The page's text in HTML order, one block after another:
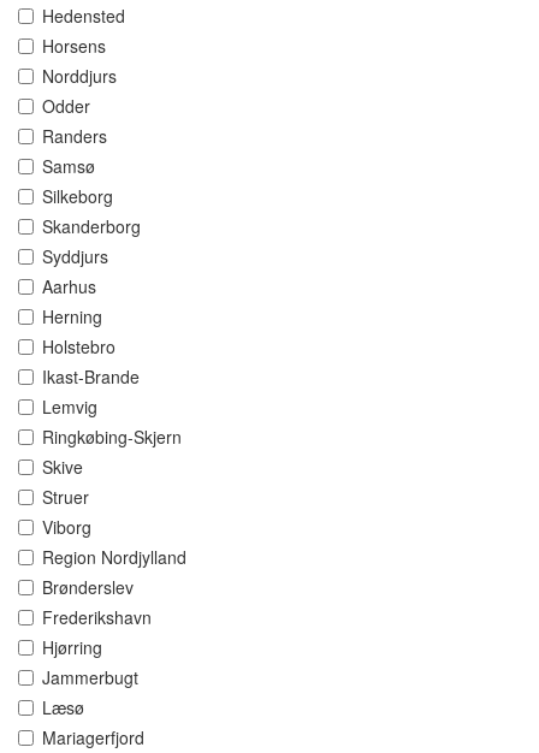
Hedensted
Horsens
Norddjurs
Odder
Randers
Samsø
Silkeborg
Skanderborg
Syddjurs
Aarhus
Herning
Holstebro
Ikast-Brande
Lemvig
Ringkøbing-Skjern
Skive
Struer
Viborg
Region Nordjylland
Brønderslev
Frederikshavn
Hjørring
Jammerbugt
Læsø
Mariagerfjord